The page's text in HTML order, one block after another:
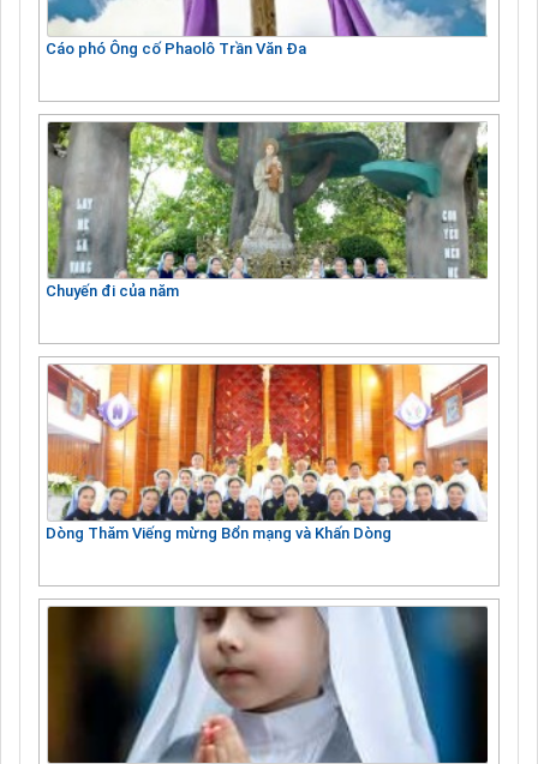
Cáo phó Ông cố Phaolô Trần Văn Đa
Chuyến đi của năm
Dòng Thăm Viếng mừng Bổn mạng và Khấn Dòng